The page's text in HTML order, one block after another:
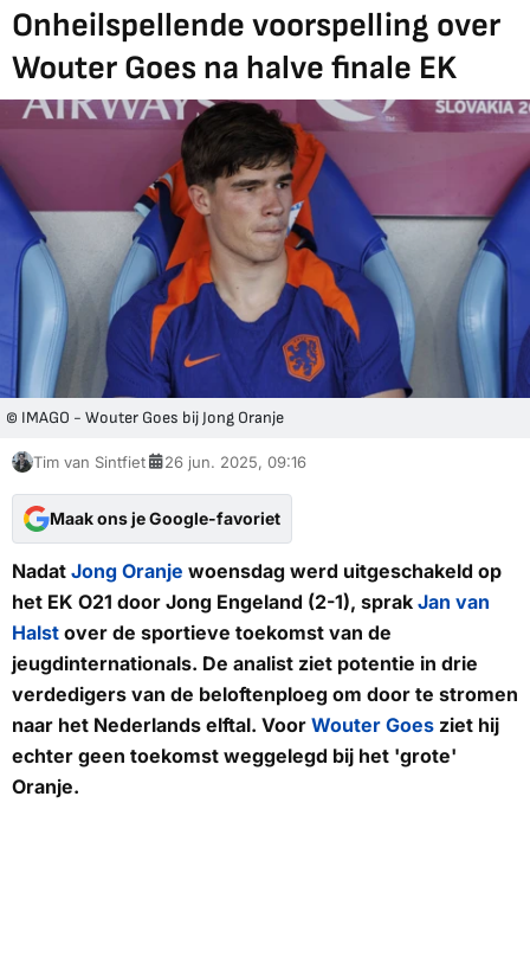
Onheilspellende voorspelling over
Wouter Goes na halve finale EK
© IMAGO - Wouter Goes bij Jong Oranje
Tim van Sintfiet 26 jun. 2025, 09:16
Maak ons je Google-favoriet
Nadat Jong Oranje woensdag werd uitgeschakeld op
het EK O21 door Jong Engeland (2-1), sprak Jan van
Halst over de sportieve toekomst van de
jeugdinternationals. De analist ziet potentie in drie
verdedigers van de beloftenploeg om door te stromen
naar het Nederlands elftal. Voor Wouter Goes ziet hij
echter geen toekomst weggelegd bij het 'grote'
Oranje.